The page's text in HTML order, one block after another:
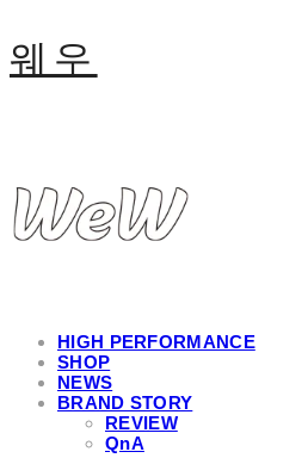
웨우
HIGH PERFORMANCE
SHOP
NEWS
BRAND STORY
REVIEW
QnA